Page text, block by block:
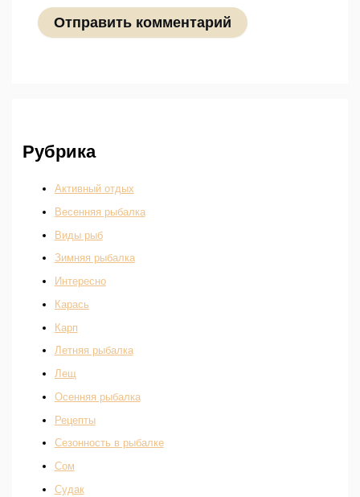
Рубрика
Активный отдых
Весенняя рыбалка
Виды рыб
Зимняя рыбалка
Интересно
Карась
Карп
Летняя рыбалка
Лещ
Осенняя рыбалка
Рецепты
Сезонность в рыбалке
Сом
Судак